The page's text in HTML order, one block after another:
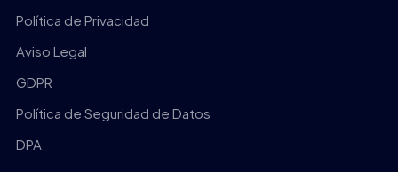
Política de Privacidad
Aviso Legal
GDPR
Política de Seguridad de Datos
DPA